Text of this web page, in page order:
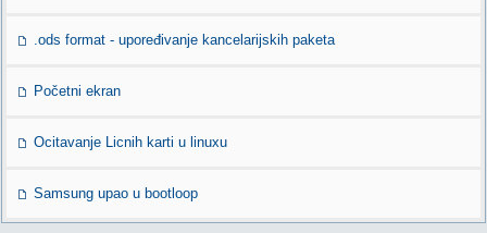
.ods format - upoređivanje kancelarijskih paketa
Početni ekran
Ocitavanje Licnih karti u linuxu
Samsung upao u bootloop